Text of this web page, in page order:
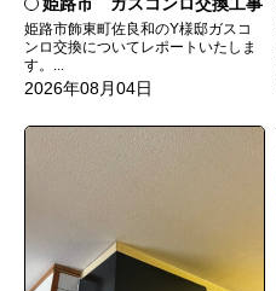
姫路市 ガスコンロ交換工事
姫路市飾東町佐良和のY様邸ガスコ
ンロ交換についてレポートいたしま
す。...
2026年08月04日